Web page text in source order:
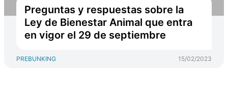
Preguntas y respuestas sobre la
Ley de Bienestar Animal que entra
en vigor el 29 de septiembre
PREBUNKING 15/02/2023